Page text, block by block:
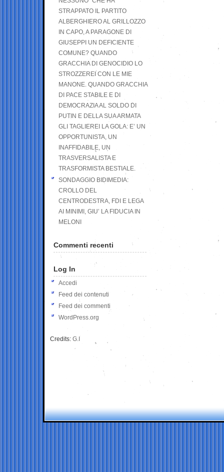
STRAPPATO IL PARTITO
ALBERGHIERO AL GRILLOZZO
IN CAPO, A PARAGONE DI
GIUSEPPI UN DEFICIENTE
COMUNE? QUANDO
GRACCHIA DI GENOCIDIO LO
STROZZEREI CON LE MIE
MANONE. QUANDO GRACCHIA
DI PACE STABILE E DI
DEMOCRAZIA AL SOLDO DI
PUTIN E DELLA SUA ARMATA
GLI TAGLIEREI LA GOLA: E’ UN
OPPORTUNISTA, UN
INAFFIDABILE, UN
TRASVERSALISTA E
TRASFORMISTA BESTIALE.
SONDAGGIO BIDIMEDIA:
CROLLO DEL
CENTRODESTRA, FDI E LEGA
AI MINIMI, GIU’ LA FIDUCIA IN
MELONI
Commenti recenti
Log In
Accedi
Feed dei contenuti
Feed dei commenti
WordPress.org
Credits: G.I